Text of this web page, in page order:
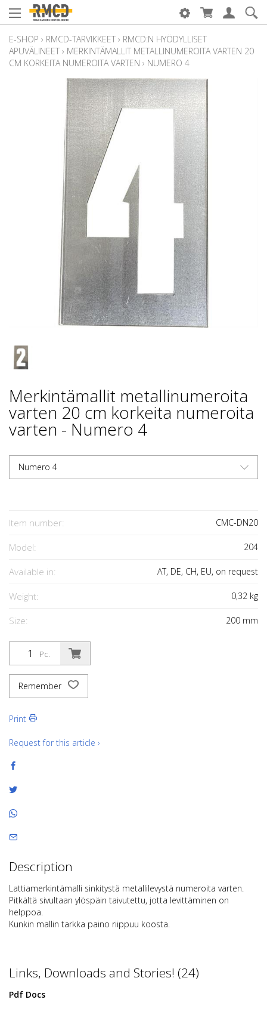
E-SHOP › RMCD-TARVIKKEET › RMCD:N HYÖDYLLISET
APUVÄLINEET › MERKINTÄMALLIT METALLINUMEROITA VARTEN 20
CM KORKEITA NUMEROITA VARTEN › NUMERO 4
Merkintämallit metallinumeroita
varten 20 cm korkeita numeroita
varten - Numero 4
Numero 4
Item number: CMC-DN20
Model: 204
Available in: AT, DE, CH, EU, on request
Weight: 0,32 kg
Size: 200 mm
Pc.
Remember
Print
Request for this article ›
Description
Lattiamerkintämalli sinkitystä metallilevystä numeroita varten.
Pitkältä sivultaan ylöspäin taivutettu, jotta levittäminen on
helppoa.
Kunkin mallin tarkka paino riippuu koosta.
Links, Downloads and Stories! (24)
Pdf Docs